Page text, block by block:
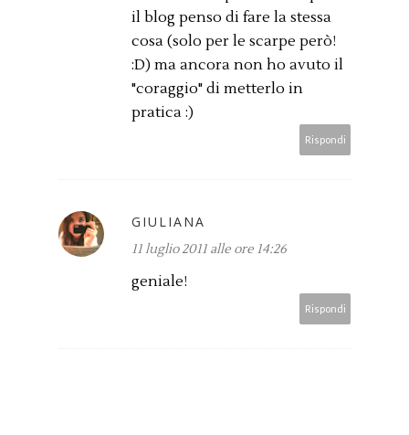
il blog penso di fare la stessa
cosa (solo per le scarpe però!
:D) ma ancora non ho avuto il
"coraggio" di metterlo in
pratica :)
Rispondi
GIULIANA
11 luglio 2011 alle ore 14:26
geniale!
Rispondi